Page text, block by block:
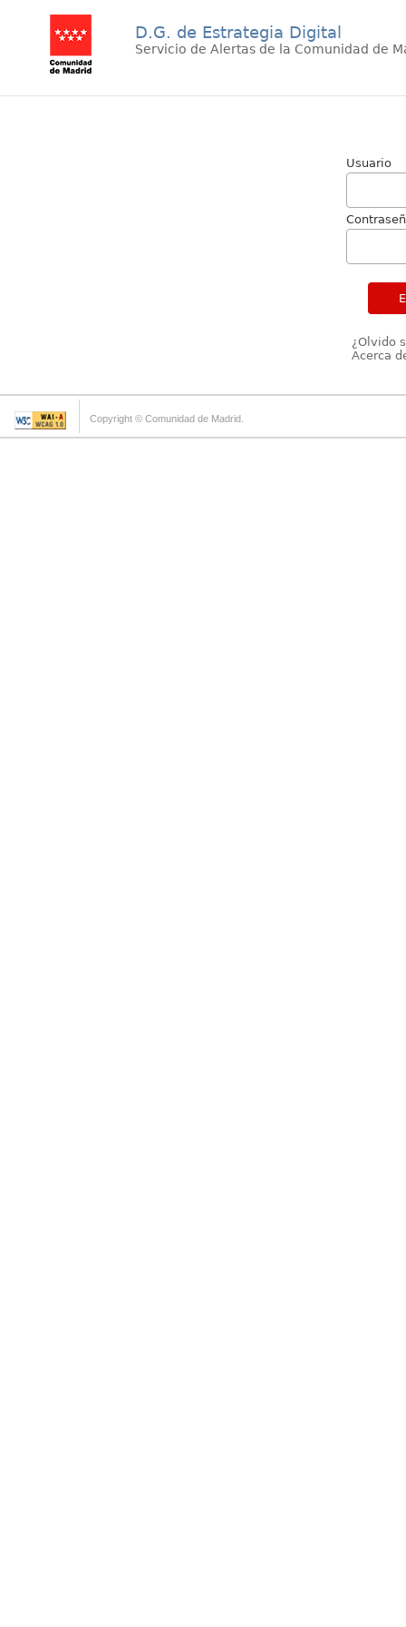
D.G. de Estrategia Digital
Servicio de Alertas de la Comunidad de
Usuario
¿Olvido
Acerca
Copyright © Comunidad de Madrid.